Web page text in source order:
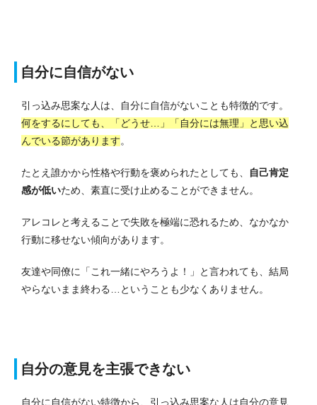
自分に自信がない
引っ込み思案な人は、自分に自信がないことも特徴的です。
何をするにしても、「どうせ…」「自分には無理」と思い込
んでいる節があります。
たとえ誰かから性格や行動を褒められたとしても、
自己肯定
感が低いため、素直に受け止めることができません。
アレコレと考えることで失敗を極端に恐れるため、なかなか
行動に移せない傾向があります。
友達や同僚に「これ一緒にやろうよ！」と言われても、結局
やらないまま終わる…ということも少なくありません。
自分の意見を主張できない
自分に自信がない特徴から、引っ込み思案な人は自分の意見